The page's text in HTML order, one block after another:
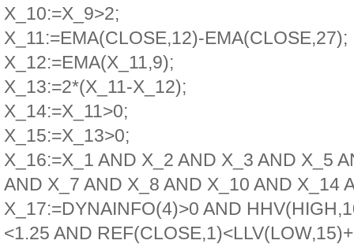
X_10:=X_9>2;
X_11:=EMA(CLOSE,12)-EMA(CLOSE,27);
X_12:=EMA(X_11,9);
X_13:=2*(X_11-X_12);
X_14:=X_11>0;
X_15:=X_13>0;
X_16:=X_1 AND X_2 AND X_3 AND X_5
AND X_7 AND X_8 AND X_10 AND X_14
X_17:=DYNAINFO(4)>0 AND
<1.25 AND